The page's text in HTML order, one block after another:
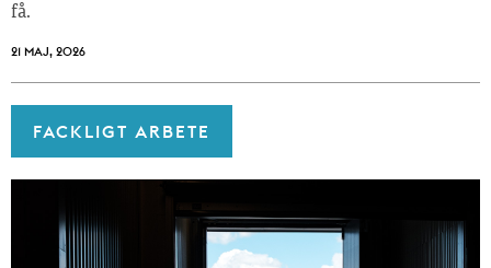
få.
21 MAJ, 2026
FACKLIGT ARBETE